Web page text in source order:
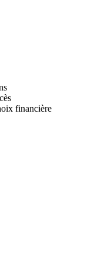
financière